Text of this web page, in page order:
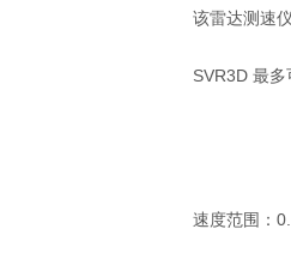
该雷达测速仪
SVR3D 最多可
速度范围：